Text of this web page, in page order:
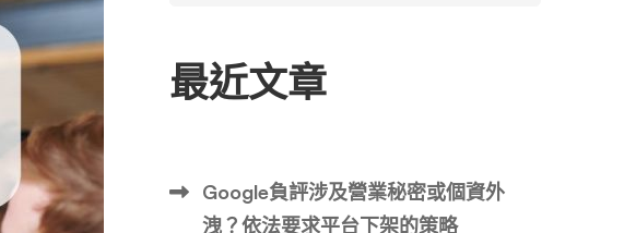
最近文章
Google負評涉及營業秘密或個資外
洩？依法要求平台下架的策略